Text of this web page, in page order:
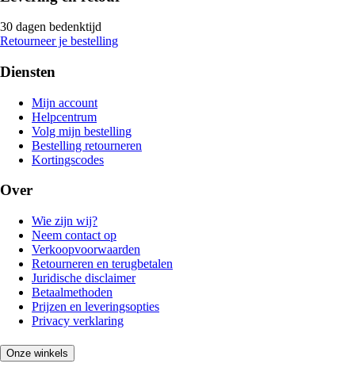
30 dagen bedenktijd
Retourneer je bestelling
Diensten
Mijn account
Helpcentrum
Volg mijn bestelling
Bestelling retourneren
Kortingscodes
Over
Wie zijn wij?
Neem contact op
Verkoopvoorwaarden
Retourneren en terugbetalen
Juridische disclaimer
Betaalmethoden
Prijzen en leveringsopties
Privacy verklaring
Onze winkels